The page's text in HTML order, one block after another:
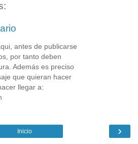
antes de publicarse
por tanto deben
Además es preciso
que quieran hacer
llegar a:
›
Inicio